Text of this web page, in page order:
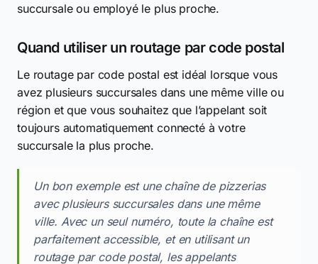
succursale ou employé le plus proche.
Quand utiliser un routage par code postal
Le routage par code postal est idéal lorsque vous
avez plusieurs succursales dans une même ville ou
région et que vous souhaitez que l’appelant soit
toujours automatiquement connecté à votre
succursale la plus proche.
Un bon exemple est une chaîne de pizzerias
avec plusieurs succursales dans une même
ville. Avec un seul numéro, toute la chaîne est
parfaitement accessible, et en utilisant un
routage par code postal, les appelants